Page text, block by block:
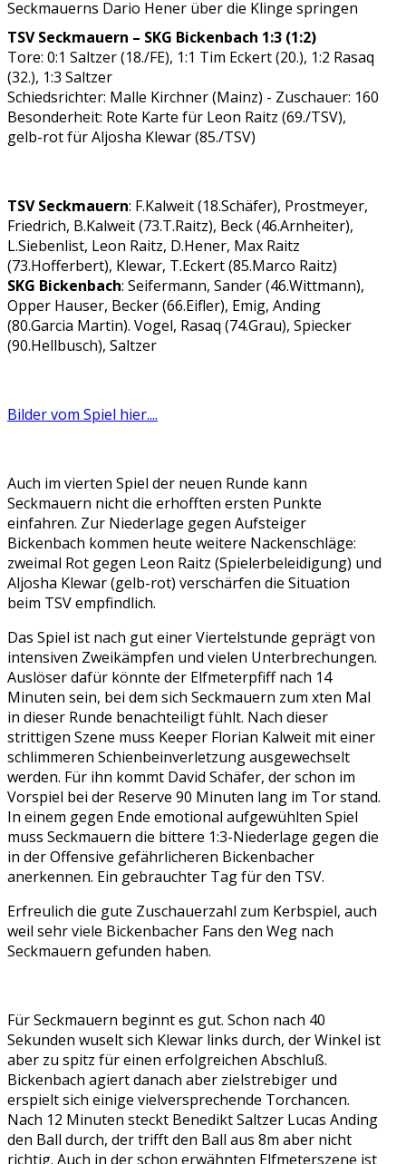
Seckmauerns Dario Hener über die Klinge springen
TSV Seckmauern – SKG Bickenbach 1:3 (1:2)
Tore: 0:1 Saltzer (18./FE), 1:1 Tim Eckert (20.), 1:2 Rasaq
(32.), 1:3 Saltzer
Schiedsrichter: Malle Kirchner (Mainz) - Zuschauer: 160
Besonderheit: Rote Karte für Leon Raitz (69./TSV),
gelb-rot für Aljosha Klewar (85./TSV)
TSV Seckmauern: F.Kalweit (18.Schäfer), Prostmeyer,
Friedrich, B.Kalweit (73.T.Raitz), Beck (46.Arnheiter),
L.Siebenlist, Leon Raitz, D.Hener, Max Raitz
(73.Hofferbert), Klewar, T.Eckert (85.Marco Raitz)
SKG Bickenbach: Seifermann, Sander (46.Wittmann),
Opper Hauser, Becker (66.Eifler), Emig, Anding
(80.Garcia Martin). Vogel, Rasaq (74.Grau), Spiecker
(90.Hellbusch), Saltzer
Bilder vom Spiel hier....
Auch im vierten Spiel der neuen Runde kann
Seckmauern nicht die erhofften ersten Punkte
einfahren. Zur Niederlage gegen Aufsteiger
Bickenbach kommen heute weitere Nackenschläge:
zweimal Rot gegen Leon Raitz (Spielerbeleidigung) und
Aljosha Klewar (gelb-rot) verschärfen die Situation
beim TSV empfindlich.
Das Spiel ist nach gut einer Viertelstunde geprägt von
intensiven Zweikämpfen und vielen Unterbrechungen.
Auslöser dafür könnte der Elfmeterpfiff nach 14
Minuten sein, bei dem sich Seckmauern zum xten Mal
in dieser Runde benachteiligt fühlt. Nach dieser
strittigen Szene muss Keeper Florian Kalweit mit einer
schlimmeren Schienbeinverletzung ausgewechselt
werden. Für ihn kommt David Schäfer, der schon im
Vorspiel bei der Reserve 90 Minuten lang im Tor stand.
In einem gegen Ende emotional aufgewühlten Spiel
muss Seckmauern die bittere 1:3-Niederlage gegen die
in der Offensive gefährlicheren Bickenbacher
anerkennen. Ein gebrauchter Tag für den TSV.
Erfreulich die gute Zuschauerzahl zum Kerbspiel, auch
weil sehr viele Bickenbacher Fans den Weg nach
Seckmauern gefunden haben.
Für Seckmauern beginnt es gut. Schon nach 40
Sekunden wuselt sich Klewar links durch, der Winkel ist
aber zu spitz für einen erfolgreichen Abschluß.
Bickenbach agiert danach aber zielstrebiger und
erspielt sich einige vielversprechende Torchancen.
Nach 12 Minuten steckt Benedikt Saltzer Lucas Anding
den Ball durch, der trifft den Ball aus 8m aber nicht
richtig. Auch in der schon erwähnten Elfmeterszene ist